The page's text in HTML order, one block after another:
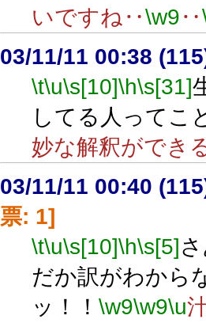
いですね‥\w9‥
03/11/11 00:38
\t\u\s[10]\h\s[31]
してる人ってこ
妙な解釈ができ
03/11/11 00:40
票: 1]
\t\u\s[10]\h\s[5]
だか訳がわから
ッ！！ \w9\w9\u